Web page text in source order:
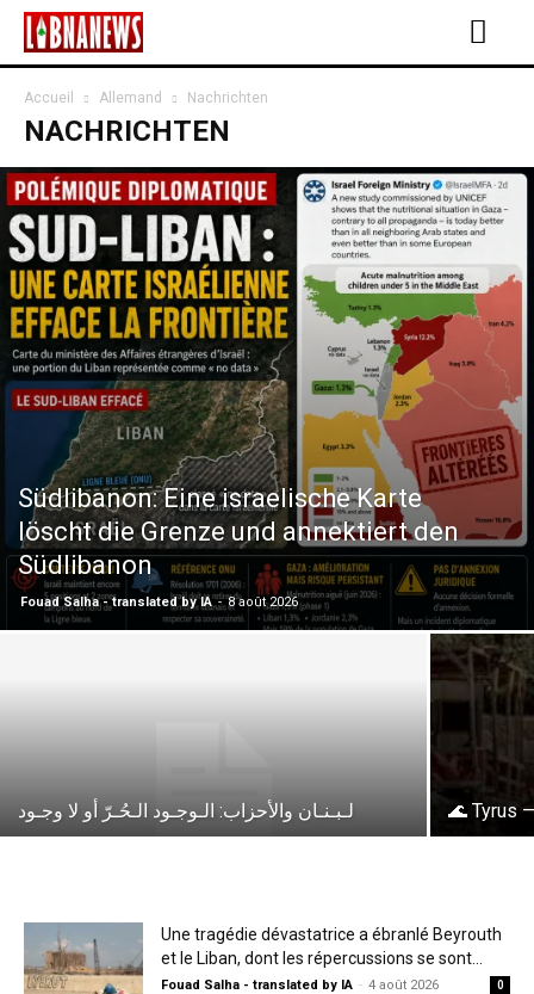
Accueil Allemand Nachrichten
NACHRICHTEN
Südlibanon: Eine israelische Karte
löscht die Grenze und annektiert den
Südlibanon
Fouad Salha - translated by IA - 8 août 2026
لـبـنـان والأحزاب: الـوجـود الـحُـرّ أو لا وجـود 🌊 Tyrus
Une tragédie dévastatrice a ébranlé Beyrouth
et le Liban, dont les répercussions se sont...
Fouad Salha - translated by IA - 4 août 2026 0